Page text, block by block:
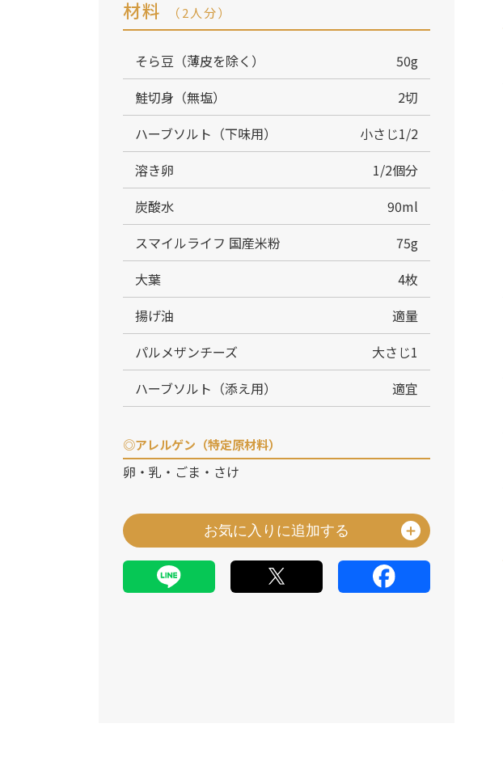
材料 （2人分）
そら豆（薄皮を除く）
50g
鮭切身（無塩）
2切
ハーブソルト（下味用）
小さじ1/2
溶き卵
1/2個分
炭酸水
90ml
スマイルライフ 国産米粉
75g
大葉
4枚
揚げ油
適量
パルメザンチーズ
大さじ1
ハーブソルト（添え用）
適宜
◎アレルゲン（特定原材料）
卵・乳・ごま・さけ
お気に入りに追加する